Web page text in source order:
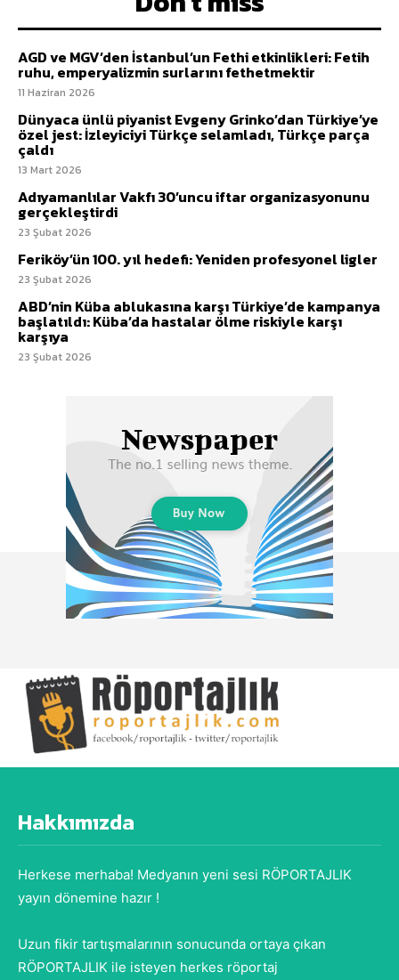
AGD ve MGV’den İstanbul’un Fethi etkinlikleri: Fetih
ruhu, emperyalizmin surlarını fethetmektir
11 Haziran 2026
Dünyaca ünlü piyanist Evgeny Grinko’dan Türkiye’ye
özel jest: İzleyiciyi Türkçe selamladı, Türkçe parça
çaldı
13 Mart 2026
Adıyamanlılar Vakfı 30’uncu iftar organizasyonunu
gerçekleştirdi
23 Şubat 2026
Feriköy’ün 100. yıl hedefi: Yeniden profesyonel ligler
23 Şubat 2026
ABD’nin Küba ablukasına karşı Türkiye’de kampanya
başlatıldı: Küba’da hastalar ölme riskiyle karşı
karşıya
23 Şubat 2026
Hakkımızda
Herkese merhaba! Medyanın yeni sesi RÖPORTAJLIK
yayın dönemine hazır !
Uzun fikir tartışmalarının sonucunda ortaya çıkan
RÖPORTAJLIK ile isteyen herkes röportaj